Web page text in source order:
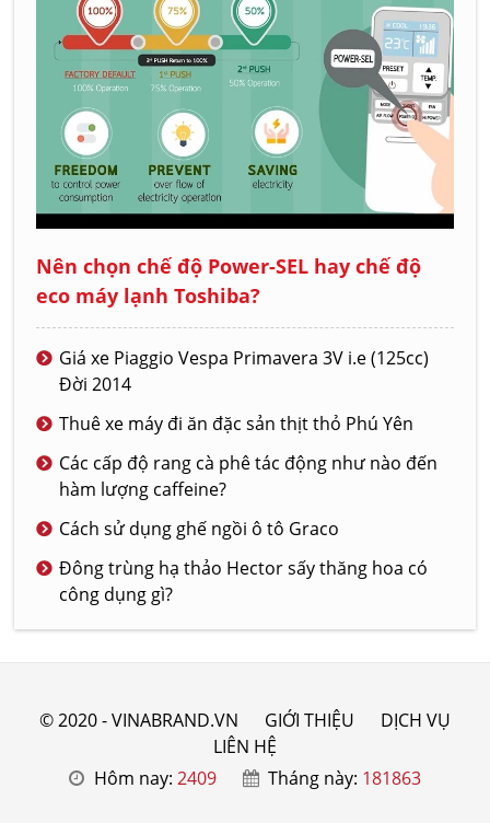
Nên chọn chế độ Power-SEL hay chế độ
eco máy lạnh Toshiba?
Giá xe Piaggio Vespa Primavera 3V i.e (125cc)
Đời 2014
Thuê xe máy đi ăn đặc sản thịt thỏ Phú Yên
Các cấp độ rang cà phê tác động như nào đến
hàm lượng caffeine?
Cách sử dụng ghế ngồi ô tô Graco
Đông trùng hạ thảo Hector sấy thăng hoa có
công dụng gì?
© 2020 - VINABRAND.VN GIỚI THIỆU
DỊCH VỤ
LIÊN HỆ
Hôm nay: 2409 Tháng này: 181863